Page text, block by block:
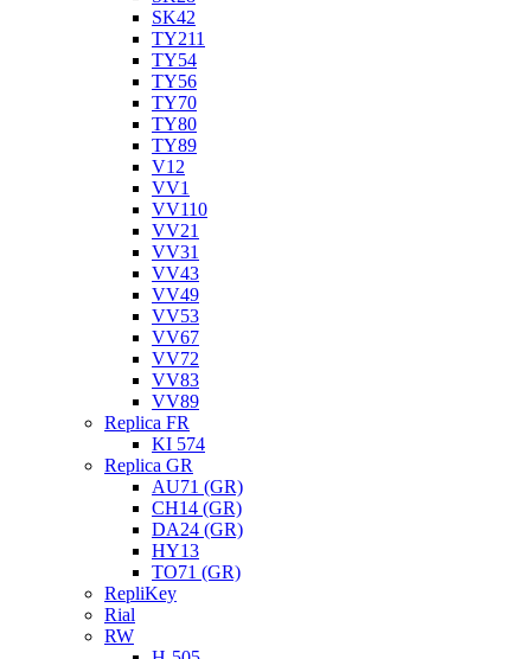
SK42
TY211
TY54
TY56
TY70
TY80
TY89
V12
VV1
VV110
VV21
VV31
VV43
VV49
VV53
VV67
VV72
VV83
VV89
Replica FR
KI 574
Replica GR
AU71 (GR)
CH14 (GR)
DA24 (GR)
HY13
TO71 (GR)
RepliKey
Rial
RW